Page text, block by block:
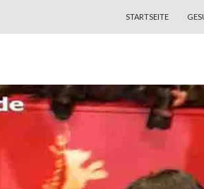
STARTSEITE